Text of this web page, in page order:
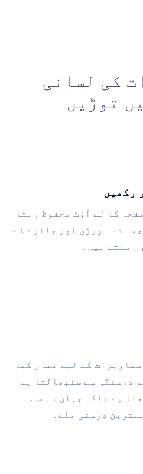
کی لسانی
توڑیں
رکھیں
کا لے آؤٹ محفوظ رہتا
شدہ ورژن اور جائزے کے
ملتے ہیں۔
کے لیے تیار کیا
درستگی سے سنبھالتا ہے
ہے تاکہ جہاں سب سے
درستی ملے۔